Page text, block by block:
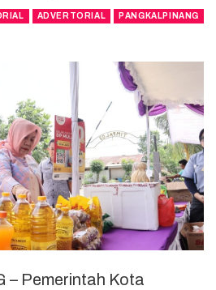
ADVERTORIAL PANGKALPINANG
– Pemerintah Kota